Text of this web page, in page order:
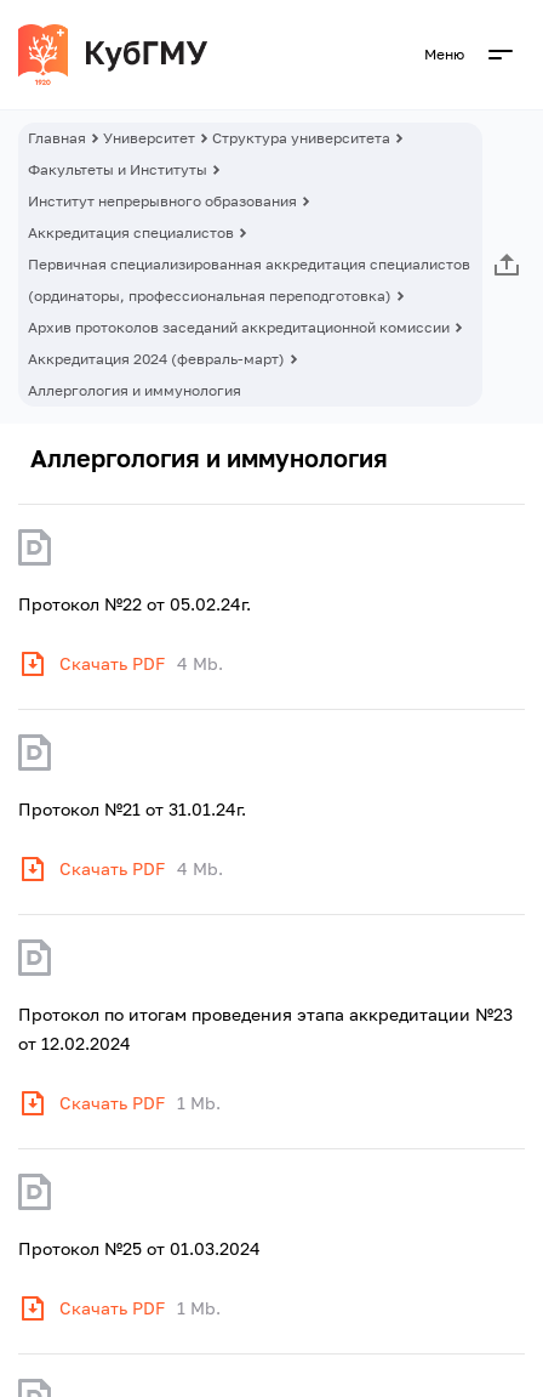
Меню
Главная Университет
Структура университета
Факультеты и Институты
Институт непрерывного образования
Аккредитация специалистов
Первичная специализированная аккредитация специалистов
(ординаторы, профессиональная переподготовка)
Архив протоколов заседаний аккредитационной комиссии
Аккредитация 2024 (февраль-март)
Аллергология и иммунология
Аллергология и иммунология
Протокол №22 от 05.02.24г.
Скачать PDF 4 Mb.
Протокол №21 от 31.01.24г.
Скачать PDF 4 Mb.
Протокол по итогам проведения этапа аккредитации №23
от 12.02.2024
Скачать PDF 1 Mb.
Протокол №25 от 01.03.2024
Скачать PDF 1 Mb.